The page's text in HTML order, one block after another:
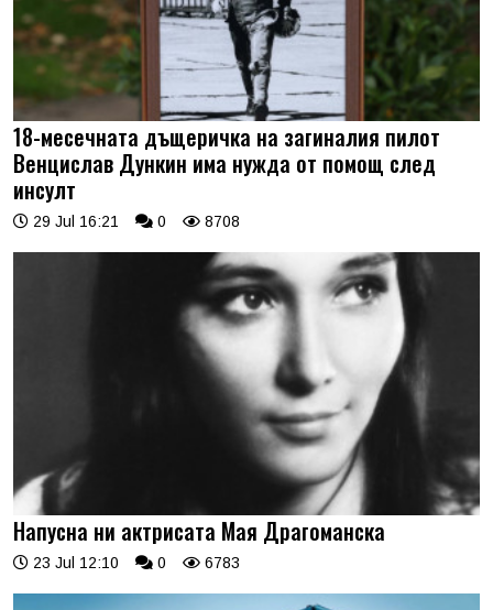
18-месечната дъщеричка на загиналия пилот
Венцислав Дункин има нужда от помощ след
инсулт
29 Jul 16:21 0 8708
Напусна ни актрисата Мая Драгоманска
23 Jul 12:10 0 6783